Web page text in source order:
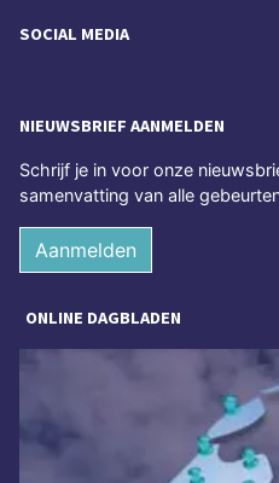
SOCIAL MEDIA
NIEUWSBRIEF AANMELDEN
Schrijf je in voor onze
samenvatting van alle
Aanmelden
ONLINE DAGBLADEN